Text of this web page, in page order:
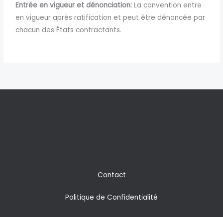
Entrée en vigueur et dénonciation: La convention entre
en vigueur après ratification et peut être dénoncée par
chacun des États contractants.
Contact
Politique de Confidentialité